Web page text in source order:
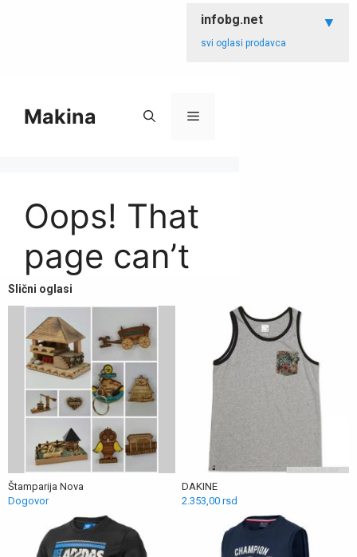
infobg.net
svi oglasi prodavca
Slični oglasi
Štamparija Nova
Dogovor
DAKINE
2.353,00 rsd